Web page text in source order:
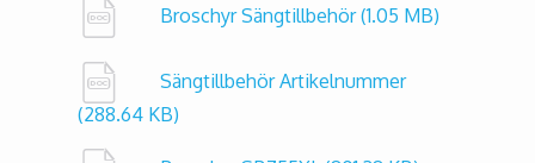
Broschyr Sängtillbehör(1.05 MB)
Sängtillbehör Artikelnummer
(288.64 KB)